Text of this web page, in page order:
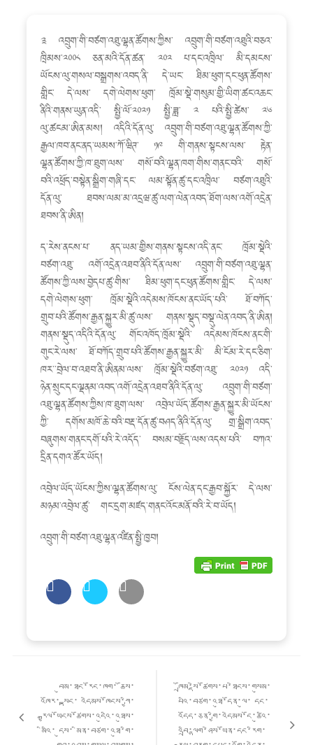
༉ འབྲུག་གི་བཙག་འཐུ་ལྷན་ཚོགས་ཀྱིས་ འབྲུག་གི་བཙག་འཐུའི་བཅའ་
ཁྲིམས་༢༠༠༨ ཅན་མའི་དོན་ཚན་ ༢༠༢ པ་དང་འཁྲིལ་ མི་དམངས་
ཡོངས་ལུ་གསལ་བསྒྲགས་འབད་ནི་ དེ་ཡང་ ཐིམ་ཕུག་དང་ཕུན་ཚོགས་
གླིང་ དེ་ལས་ དགེ་ལེགས་ཕུག་ ཁྲོམ་སྡེ་གསུམ་གྱི་ཡིག་ཚང་འཆང་
ནིའི་གནས་ཡུན་འདི་ སྤྱི་ལོ་༢༠༢༡ སྤྱི་ཟླ་ ༢ པའི་སྤྱི་ཚེས་ ༢༦
ལུ་ཚངམ་ཨིན་མས། འདིའི་དོན་ལུ་ འབྲུག་གི་བཙག་འཐུ་ལྷན་ཚོགས་ཀྱི་
རྒྱལ་ཁབ་ནང་ནད་ཡམས་ཀོ་ཝིཊ་ ༡༩ གི་གནས་སྟངས་ལས་ རྟེན་
ལྷན་ཚོགས་ཀྱི་ཁ་ཐུག་ལས་ གསོ་བའི་ལྷན་ཁག་གིས་གནང་བའི་ གསོ་
བའི་འཕྲོད་བསྟེན་སྒྲིག་གཞི་དང་ ལམ་སྟོན་ཚུ་དང་འཁྲིལ་ བཙག་འཐུའི་
དོན་ལུ་ ཐབས་ལམ་མ་འདྲཝ་ཚུ་ལག་ལེན་འབད་ཐོག་ལས་འགོ་འདྲེན་
ཐབས་ནི་ཨིན།
ད་རེས་ནངས་པ་ ནད་ཡམ་གྱིས་གནས་སྟངས་འདི་ནང་ ཁྲོམ་སྡེའི་
བཙག་འཐུ་ འགོ་འདྲེན་འཐབ་ནིའི་དོན་ལས་ འབྲུག་གི་བཙག་འཐུ་ལྷན་
ཚོགས་ཀྱི་ལས་བྱེདཔ་ཚུ་གིས་ ཐིམ་ཕུག་དང་ཕུན་ཚོགས་གླིང་ དེ་ལས་
དགེ་ལེགས་ཕུག་ ཁྲོམ་སྡེའི་འདེམས་ཁོངས་ནང་ཡོད་པའི་ ཐོ་བཀོད་
གྲུབ་པའི་ཚོགས་རྒྱན་སྐྱུར་མི་ཚུ་ལས་ གནས་སྡུད་བསྡུ་ལེན་འབད་ནི་ཨིན།
གནས་སྡུད་འདིའི་དོན་ལུ་ གོང་འཁོད་ཁྲོམ་སྡེའི་ འདེམས་ཁོངས་ནང་གི་
གུང་རེ་ལས་ ཐོ་བཀོད་གྲུབ་པའི་ཚོགས་རྒྱན་སྐྱུར་མི་ མི་ངོམ་རེ་དང་ཅིག་
ཁར་་བྲེལ་བ་འཐབ་ནི་ཨིནམ་ལས་ ཁྲོམ་སྡེའི་བཙག་འཐུ་ ༢༠༢༡ འདི་
ཉེན་སྲུང་དང་ལྡནམ་འབད་འགོ་འདྲེན་འཐབ་ནིའི་དོན་ལུ་ འབྲུག་གི་བཙག་
འཐུ་ལྷན་ཚོགས་ཀྱིས་ཁ་ཐུག་ལས་ འབྲེལ་ཡོད་ཚོགས་རྒྱན་སྐྱུར་མི་ཡོངས་
ཀྱི་ དགོས་མཁོ་ཆེ་བའི་བརྡ་དོན་ཚུ་བཤད་ནིའི་དོན་ལུ་ གྲ་སྒྲིག་འབད་
བཞུགས་གནང་དགོ་པའི་རེ་འདོད་ བསམ་བརྗོད་ལས་འདས་པའི་ བཀའ་
དྲིན་དགའ་ཚོར་ཡོད།
འབྲེལ་ཡོད་ཡོངས་ཀྱིས་ལྷན་ཚོགས་ལུ་ ངོས་ལེན་དང་རྒྱབ་སྐྱོར་ དེ་ལས་
མཉམ་འབྲེལ་ཚུ་ གང་དྲག་མཛད་གནང་འོང་མནོ་བའི་རེ་བ་ཡོད།
འབྲུག་གི་བཙག་འཐུ་ལྷན་འཛིན་སྤྱི་ཁྱབ།
འགྲུལ་
ལམ།
བུམ་ཐང་རོང་ཁག་ ཆོས་
འཁོར་-སྟང་ འདེམས་ཁོངས་ཀྱི་
རྒྱལ་ཡོངས་ཚོགས་འདུའི་འཐུས་
མིའི་ དུས་ མིན་བཙག་འཐུ་གི་
ཁྲོམ་སྡེ་ཚོགས་པ་ཐེངས་གསུམ་
པའི་བཙག་འཐུ་དོན་ལུ་ དང་
འདོད་ཅན་གྱི་འདེམས་ངོ་ཚུའི་
འབྲི་ལྷག་ཤེས་ཡོན་དང་རིག་